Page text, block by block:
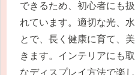
できるため、初心者にも
れています。適切な光、
とで、長く健康に育て、
きます。インテリアにも
なディスプレイ方法で楽